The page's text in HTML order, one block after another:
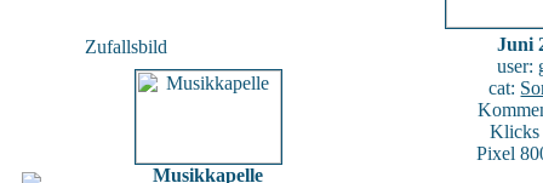
Zufallsbild
Musikkapelle
Juni
user:
cat:
Klicks
Pixel